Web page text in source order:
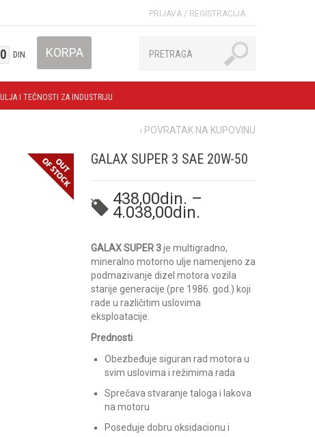
PRIJAVA / REGISTRACIJA
0 DIN. KORPA
ULJA I TEČNOSTI ZA INDUSTRIJU
‹ POVRATAK NA KUPOVINU
GALAX SUPER 3 SAE 20W-50
438,00din. –
4.038,00din.
GALAX SUPER 3je multigradno,
mineralno motorno ulje namenjeno za
podmazivanje dizel motora vozila
starije generacije (pre 1986. god.) koji
rade u različitim uslovima
eksploatacije.
Prednosti
Obezbeđuje siguran rad motora u
svim uslovima i režimima rada
Sprečava stvaranje taloga i lakova
na motoru
Poseduje dobru oksidacionu i